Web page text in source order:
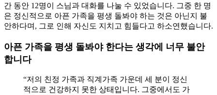
간 동안 12명이 스님과 대화를 나눌 수 있었습니다. 그중 한 명
은 정신적으로 아픈 가족을 평생 돌봐야 하는 것은 아닌지 불
안하다며, 그로 인해 자신도 지치고 힘들다고 하소연했습니다.
아픈 가족을 평생 돌봐야 한다는 생각에 너무 불안
합니다
“저의 친정 가족과 직계가족 가운데 세 분이 정신
적으로 건강하지 못한 상태입니다. 그중에서도 가